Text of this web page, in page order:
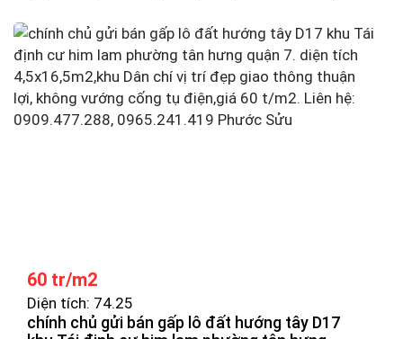
tụ điện,giá 55t/m2
60 tr/m2
Diện tích: 74.25
chính chủ gửi bán gấp lô đất hướng tây D17